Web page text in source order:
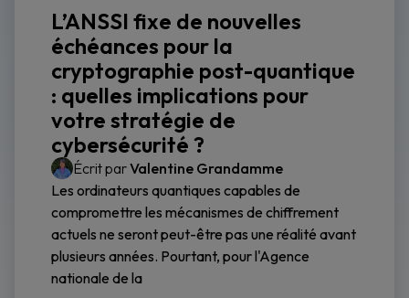
L’ANSSI fixe de nouvelles
échéances pour la
cryptographie post-quantique
: quelles implications pour
votre stratégie de
cybersécurité ?
Écrit parValentine Grandamme
Les ordinateurs quantiques capables de
compromettre les mécanismes de chiffrement
actuels ne seront peut-être pas une réalité avant
plusieurs années. Pourtant, pour l'Agence
nationale de la